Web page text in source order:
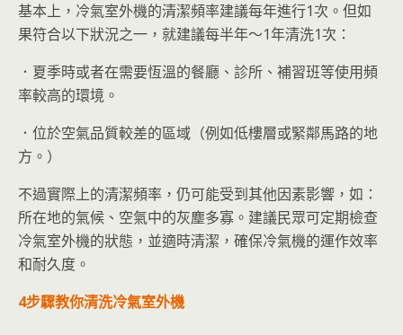
基本上，冷氣室外機的清潔頻率建議每年進行1次。但如
果符合以下狀況之一，就建議每半年～1年清洗1次：
．夏季時或者在需要恆溫的餐廳、診所、補習班等使用頻
率較高的環境。
．位於空氣品質較差的區域（例如低樓層或緊鄰馬路的地
方。）
不過實際上的清潔頻率，仍可能受到其他因素影響，如：
所在地的氣候、空氣中的灰塵多寡。建議民眾可定期檢查
冷氣室外機的狀態，並適時清潔，確保冷氣機的運作效率
和耐久度。
4步驟教你清洗冷氣室外機